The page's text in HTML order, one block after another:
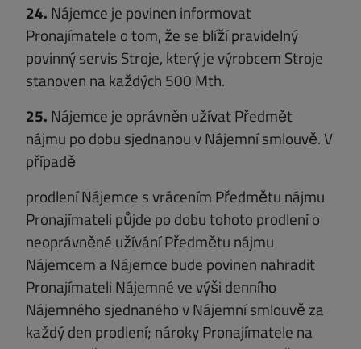
24. Nájemce je povinen informovat
Pronajímatele o tom, že se blíží pravidelný
povinný servis Stroje, který je výrobcem Stroje
stanoven na každých 500 Mth.
25. Nájemce je oprávněn užívat Předmět
nájmu po dobu sjednanou v Nájemní smlouvě. V
případě
prodlení Nájemce s vrácením Předmětu nájmu
Pronajímateli půjde po dobu tohoto prodlení o
neoprávněné užívání Předmětu nájmu
Nájemcem a Nájemce bude povinen nahradit
Pronajímateli Nájemné ve výši denního
Nájemného sjednaného v Nájemní smlouvě za
každý den prodlení; nároky Pronajímatele na